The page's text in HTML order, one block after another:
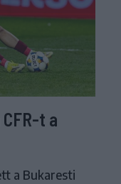
t a
a Bukaresti